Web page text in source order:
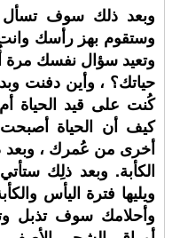
وبعد ذلك سوف
وستقوم بهز رأسك
وتعيد سؤال نفسك مرة
حياتك؟ ، وأين دفنت
كُنت على قيد الحياة
كيف أن الحياة
أخرى من عُمرك ،
الكأبة. وبعد ذلِك
ويليها فترة اليأس
وأحلامك سوف تذبل